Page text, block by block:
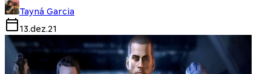
Tayná Garcia
13.dez.21